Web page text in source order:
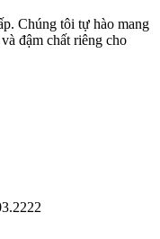
Chúng tôi tự hào mang
đậm chất riêng cho